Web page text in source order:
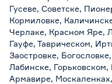
Гусеве, Советске,
Кормиловке,
Черлаке, Красном Яре,
Гауфе, Таврическом,
Заостровке,
Лабинске,
Армавире,